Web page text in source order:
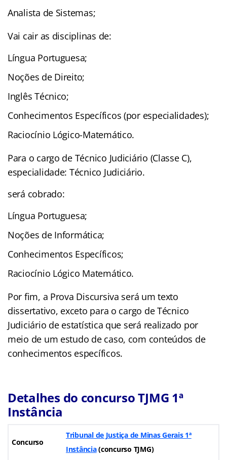
Analista de Sistemas;
Vai cair as disciplinas de:
Língua Portuguesa;
Noções de Direito;
Inglês Técnico;
Conhecimentos Específicos (por especialidades);
Raciocínio Lógico-Matemático.
Para o cargo de Técnico Judiciário (Classe C),
especialidade: Técnico Judiciário.
será cobrado:
Língua Portuguesa;
Noções de Informática;
Conhecimentos Específicos;
Raciocínio Lógico Matemático.
Por fim, a Prova Discursiva será um texto
dissertativo, exceto para o cargo de Técnico
Judiciário de estatística que será realizado por
meio de um estudo de caso, com conteúdos de
conhecimentos específicos.
Detalhes do concurso TJMG 1ª
Instância
Concurso
Tribunal de Justiça de Minas Gerais 1ª
Instância(concurso TJMG)